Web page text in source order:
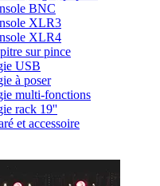
BNC
XLR3
XLR4
sur pince
USB
à poser
multi-fonctions
rack 19''
et accessoire